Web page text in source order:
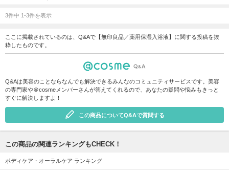
3件中 1-3件を表示
ここに掲載されているのは、Q&Aで【無印良品／薬用保湿入浴液】に関する投稿を抜
粋したものです。
Q&Aは美容のことならなんでも解決できるみんなのコミュニティサービスです。美容
の専門家や＠cosmeメンバーさんが答えてくれるので、あなたの疑問や悩みもきっと
すぐに解決しますよ！
この商品についてQ&Aで質問する
この商品の関連ランキングもCHECK！
ボディケア・オーラルケア ランキング